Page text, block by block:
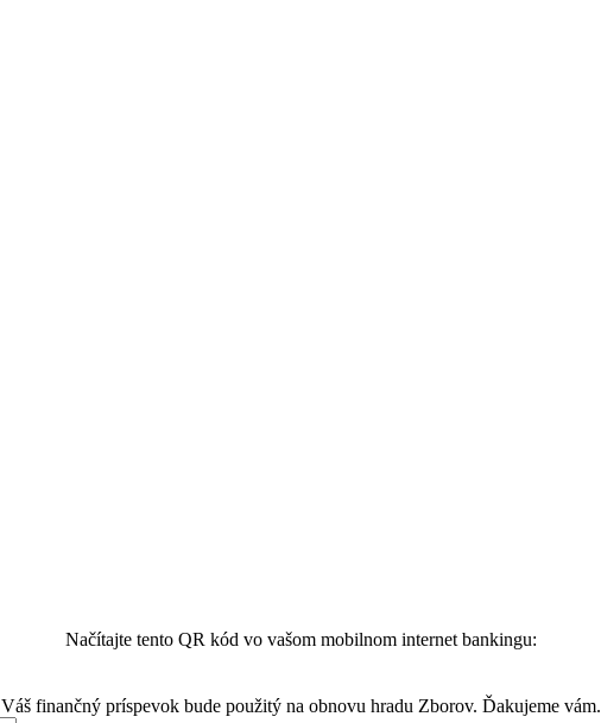
Načítajte tento QR kód vo vašom mobilnom internet bankingu:
Váš finančný príspevok bude použitý na obnovu hradu Zborov. Ďakujeme vám.